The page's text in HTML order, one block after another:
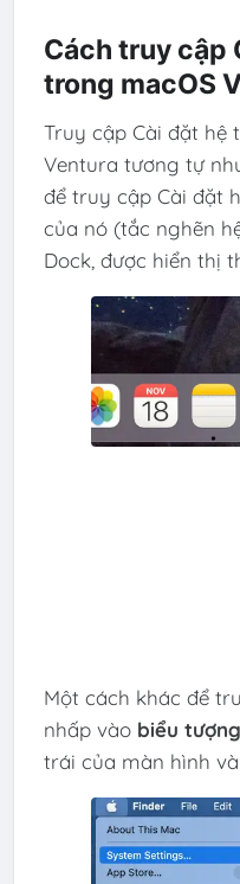
Cách truy cập
trong macOS
Truy cập Cài đặt hệ
Ventura tương tự
để truy cập Cài đặt
của nó (tắc nghẽn
Dock, được hiển thị
Một cách khác để
nhấp vào biểu
trái của màn hình